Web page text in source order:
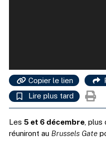
Copier le lien
Lire plus tard
Les 5 et 6 décembre, plus
réuniront au Brussels Gate